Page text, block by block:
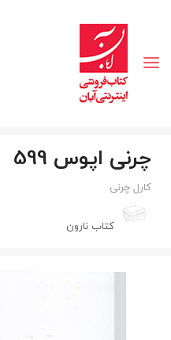
چرنی اپوس 599
کارل چرنی
کتاب نارون